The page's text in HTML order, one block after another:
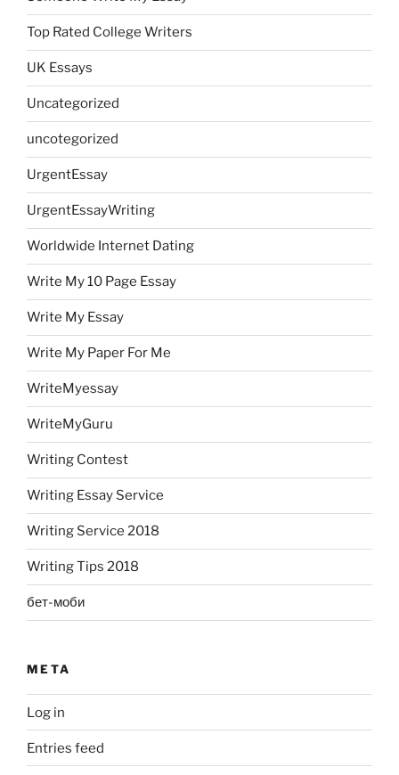
Top Rated College Writers
UK Essays
Uncategorized
uncotegorized
UrgentEssay
UrgentEssayWriting
Worldwide Internet Dating
Write My 10 Page Essay
Write My Essay
Write My Paper For Me
WriteMyessay
WriteMyGuru
Writing Contest
Writing Essay Service
Writing Service 2018
Writing Tips 2018
бет-моби
META
Log in
Entries feed